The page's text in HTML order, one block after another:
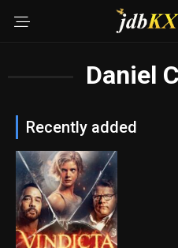
Daniel
Recently added